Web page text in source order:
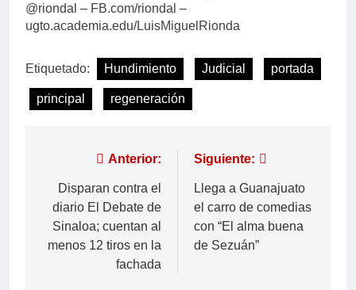
@riondal – FB.com/riondal –
ugto.academia.edu/LuisMiguelRionda
Etiquetado: Hundimiento Judicial portada
principal regeneración
Anterior:
Disparan contra el
diario El Debate de
Sinaloa; cuentan al
menos 12 tiros en la
fachada
Siguiente:
Llega a Guanajuato
el carro de comedias
con “El alma buena
de Sezuán”